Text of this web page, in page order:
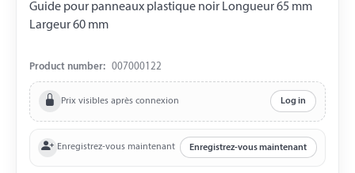
Guide pour panneaux plastique noir Longueur 65 mm
Largeur 60 mm
Product number: 007000122
Prix visibles après connexion Log in
Enregistrez-vous maintenant Enregistrez-vous maintenant